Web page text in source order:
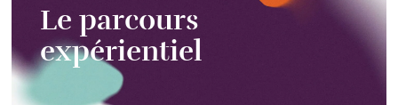
Le parcours
expérientiel